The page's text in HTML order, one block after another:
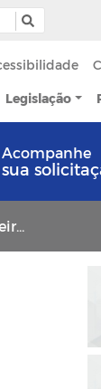
Legislação
Acompanhe
sua